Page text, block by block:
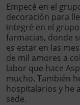
Empecé en el
decoración para
integré en el
farmacias, donde
es estar en las
de mil amores a
labor que hace
mucho. También
hospitalarios y he
sede.